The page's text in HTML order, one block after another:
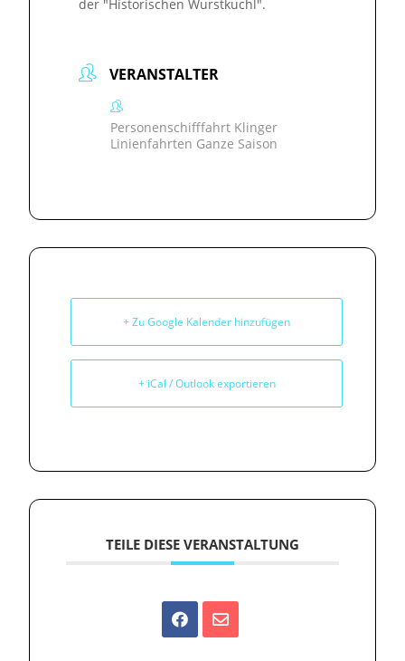
der "Historischen Wurstkuchl".
VERANSTALTER
Personenschifffahrt Klinger
Linienfahrten Ganze Saison
+ Zu Google Kalender hinzufügen
+ iCal / Outlook exportieren
TEILE DIESE VERANSTALTUNG